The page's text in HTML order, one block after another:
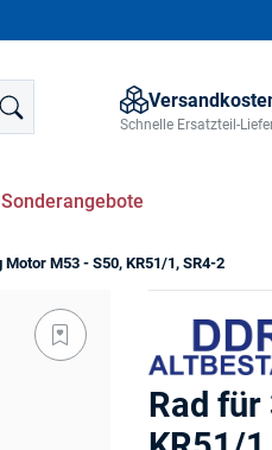
Schnelle Ersatzteil-
Sonderangebote
Motor M53 - S50, KR51/1, SR4-2
Rad für